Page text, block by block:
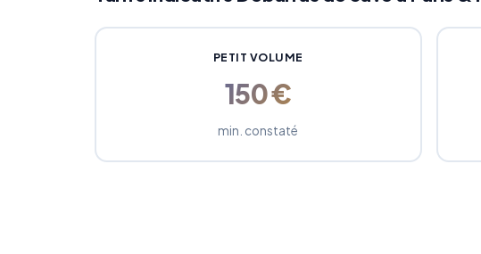
PETIT VOLUME
150 €
min. constaté